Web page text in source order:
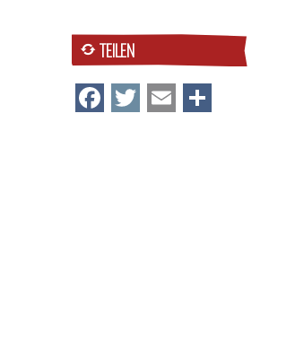
TEILEN
Facebook
Twitter
Email